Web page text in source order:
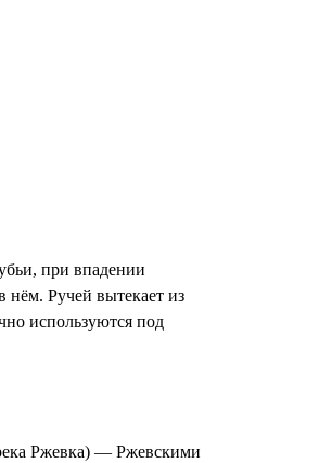
при впадении
нём. Ручей вытекает из
используются под
Ржевка) — Ржевскими